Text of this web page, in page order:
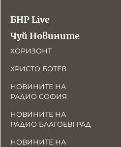
БНР Live
Чуй Новините
ХОРИЗОНТ
ХРИСТО БОТЕВ
НОВИНИТЕ НА
РАДИО СОФИЯ
НОВИНИТЕ НА
РАДИО БЛАГОЕВГРАД
НОВИНИТЕ НА